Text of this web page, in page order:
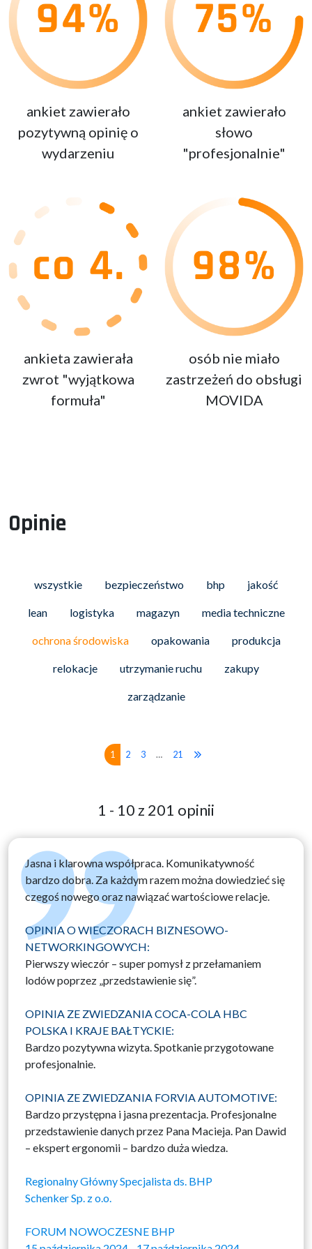
ankiet zawierało
pozytywną opinię o
wydarzeniu
ankiet zawierało
słowo
"profesjonalnie"
ankieta zawierała
zwrot "wyjątkowa
formuła"
osób nie miało
zastrzeżeń do obsługi
MOVIDA
Opinie
wszystkie bezpieczeństwo bhp jakość
lean logistyka magazyn media techniczne
ochrona środowiska opakowania produkcja
relokacje utrzymanie ruchu zakupy
zarządzanie
1 2 3 … 21
1 - 10 z 201 opinii
Jasna i klarowna współpraca. Komunikatywność
bardzo dobra. Za każdym razem można dowiedzieć się
czegoś nowego oraz nawiązać wartościowe relacje.
OPINIA O WIECZORACH BIZNESOWO-
NETWORKINGOWYCH:
Pierwszy wieczór – super pomysł z przełamaniem
lodów poprzez „przedstawienie się”.
OPINIA ZE ZWIEDZANIA COCA-COLA HBC
POLSKA I KRAJE BAŁTYCKIE:
Bardzo pozytywna wizyta. Spotkanie przygotowane
profesjonalnie.
OPINIA ZE ZWIEDZANIA FORVIA AUTOMOTIVE:
Bardzo przystępna i jasna prezentacja. Profesjonalne
przedstawienie danych przez Pana Macieja. Pan Dawid
– ekspert ergonomii – bardzo duża wiedza.
Regionalny Główny Specjalista ds. BHP
Schenker Sp. z o.o.
FORUM NOWOCZESNE BHP